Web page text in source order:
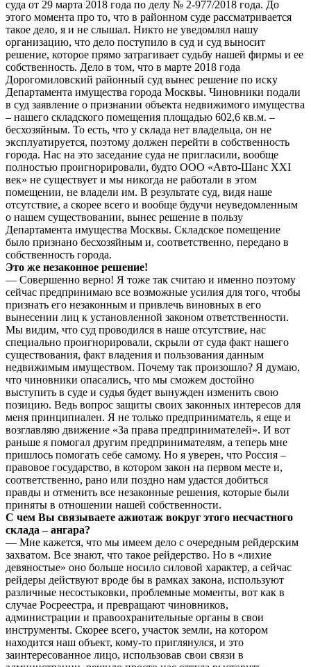
суда от 29 марта 2018 года по делу № 2-977/2018 года. До
этого момента про то, что в районном суде рассматривается
такое дело, я и не слышал. Никто не уведомлял нашу
организацию, что дело поступило в суд и суд выносит
решение, которое прямо затрагивает судьбу нашей фирмы и ее
собственность. Дело в том, что в марте 2018 года
Дорогомиловский районный суд вынес решение по иску
Департамента имущества города Москвы. Чиновники подали
в суд заявление о признании объекта недвижимого имущества
– нашего складского помещения площадью 602,6 кв.м. –
бесхозяйным. То есть, что у склада нет владельца, он не
эксплуатируется, поэтому должен перейти в собственность
города. Нас на это заседание суда не пригласили, вообще
полностью проигнорировали, будто ООО «Авто-Шанс XXI
век» не существует и мы никогда не работали в этом
помещении, не владели им. В результате суд, видя наше
отсутствие, а скорее всего и вообще будучи неуведомленным
о нашем существовании, вынес решение в пользу
Департамента имущества Москвы. Складское помещение
было признано бесхозяйным и, соответственно, передано в
собственность города.
Это же незаконное решение!
— Совершенно верно! Я тоже так считаю и именно поэтому
сейчас предпринимаю все возможные усилия для того, чтобы
признать его незаконным и привлечь виновных в его
вынесении лиц к установленной законом ответственности.
Мы видим, что суд проводился в наше отсутствие, нас
специально проигнорировали, скрыли от суда факт нашего
существования, факт владения и пользования данным
недвижимым имуществом. Почему так произошло? Я думаю,
что чиновники опасались, что мы сможем достойно
выступить в суде и судья будет вынужден изменить свою
позицию. Ведь вопрос защиты своих законных интересов для
меня принципиален. Я не только предприниматель, я еще и
возглавляю движение «За права предпринимателей». И вот
раньше я помогал другим предпринимателям, а теперь мне
пришлось помогать себе самому. Но я уверен, что Россия –
правовое государство, в котором закон на первом месте и,
соответственно, рано или поздно нам удастся добиться
правды и отменить все незаконные решения, которые были
приняты в отношении нашей собственности.
С чем Вы связываете ажиотаж вокруг этого несчастного
склада – ангара?
— Мне кажется, что мы имеем дело с очередным рейдерским
захватом. Все знают, что такое рейдерство. Но в «лихие
девяностые» оно больше носило силовой характер, а сейчас
рейдеры действуют вроде бы в рамках закона, используют
различные несостыковки, проблемные моменты, вот как в
случае Росреестра, и превращают чиновников,
администрации и правоохранительные органы в свои
инструменты. Скорее всего, участок земли, на котором
находится наш объект, кому-то приглянулся, и это
заинтересованное лицо, использовав свои связи в